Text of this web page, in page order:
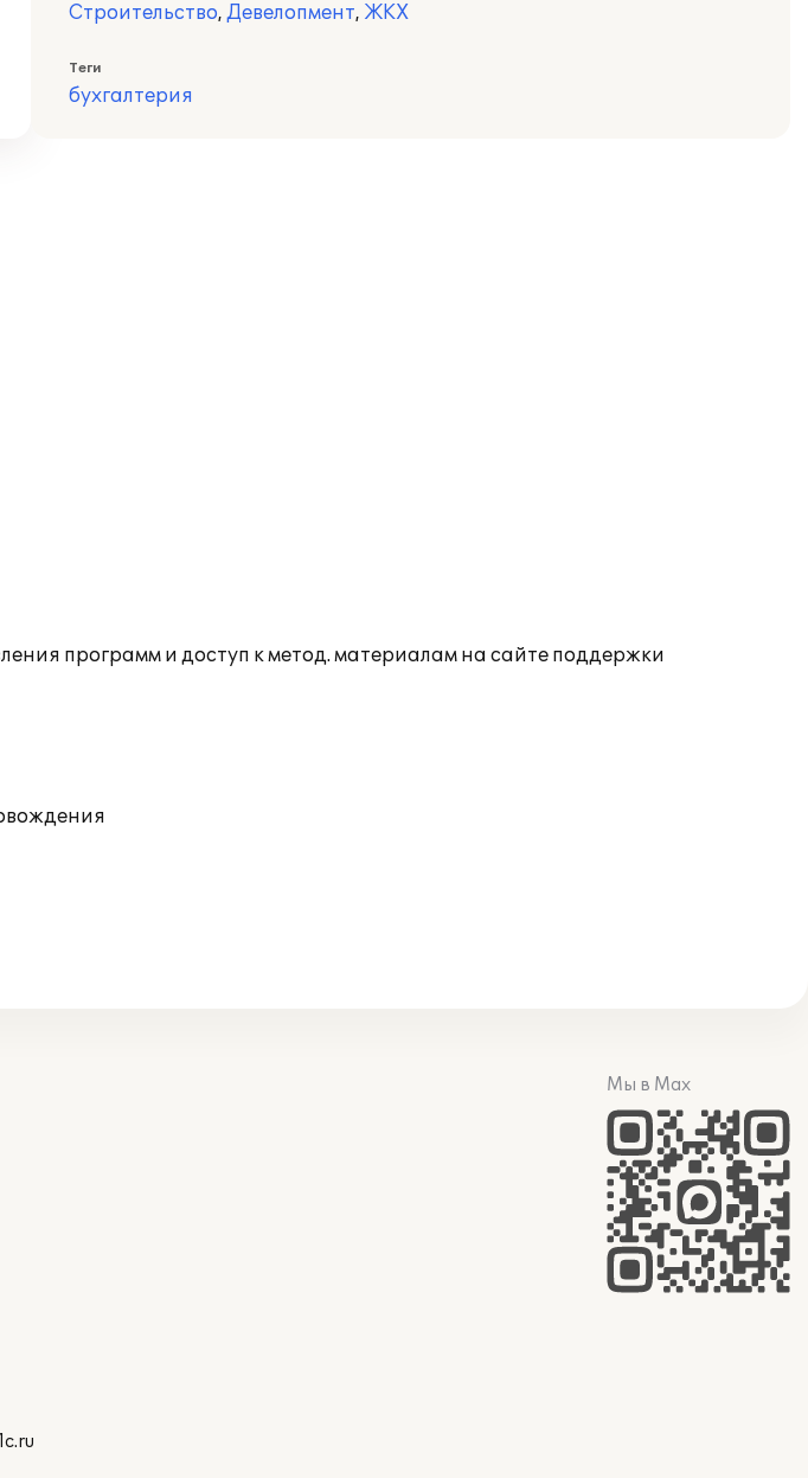
Строительство, Девелопмент, ЖКХ
Теги
бухгалтерия
программ и доступ к метод. материалам на сайте поддержки
Мы в Max